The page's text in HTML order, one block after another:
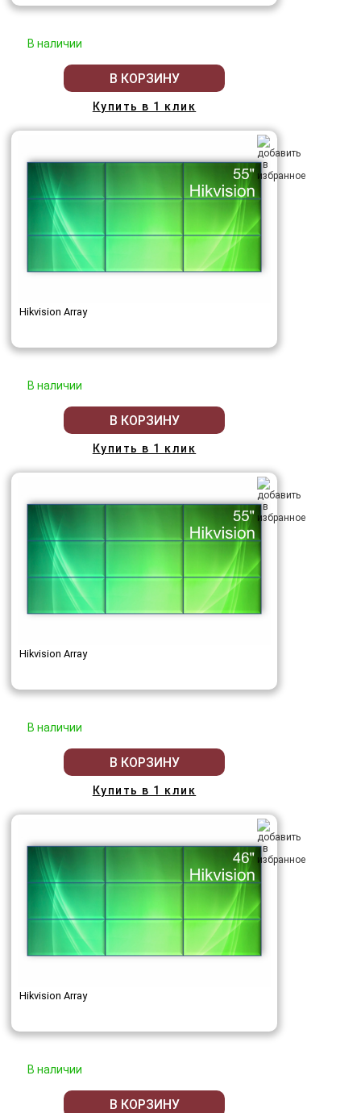
В наличии
В КОРЗИНУ
Купить в 1 клик
Hikvision Array
В наличии
В КОРЗИНУ
Купить в 1 клик
Hikvision Array
В наличии
В КОРЗИНУ
Купить в 1 клик
Hikvision Array
В наличии
В КОРЗИНУ